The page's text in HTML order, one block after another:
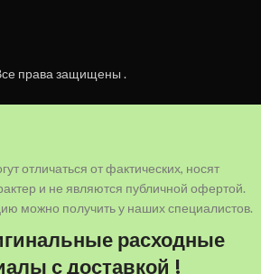
права защищены .
отличаться от фактических, носят
и не являются публичной офертой.
можно получить у наших специалистов.
расходные
с доставкой !